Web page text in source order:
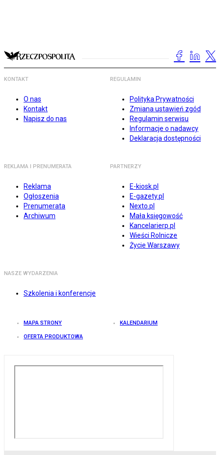
KONTAKT
O nas
Kontakt
Napisz do nas
REGULAMIN
Polityka Prywatności
Zmiana ustawień zgód
Regulamin serwisu
Informacje o nadawcy
Deklaracja dostępności
REKLAMA I PRENUMERATA
Reklama
Ogłoszenia
Prenumerata
Archiwum
PARTNERZY
E-kiosk.pl
E-gazety.pl
Nexto.pl
Mała księgowość
Kancelarierp.pl
Wieści Rolnicze
Życie Warszawy
NASZE WYDARZENIA
Szkolenia i konferencje
MAPA STRONY KALENDARIUM
OFERTA PRODUKTOWA